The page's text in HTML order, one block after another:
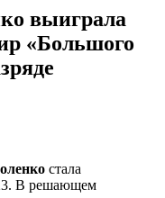
выиграла
«Большого
стала
В решающем